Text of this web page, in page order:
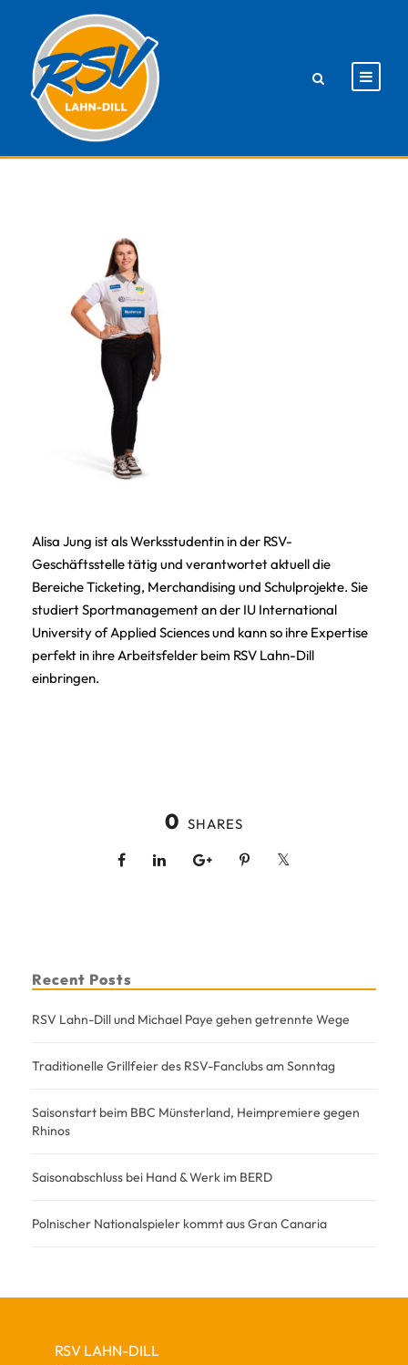
Alisa Jung ist als Werksstudentin in der RSV-
Geschäftsstelle tätig und verantwortet aktuell die
Bereiche Ticketing, Merchandising und Schulprojekte. Sie
studiert Sportmanagement an der IU International
University of Applied Sciences und kann so ihre Expertise
perfekt in ihre Arbeitsfelder beim RSV Lahn-Dill
einbringen.
0 SHARES
Recent Posts
RSV Lahn-Dill und Michael Paye gehen getrennte Wege
Traditionelle Grillfeier des RSV-Fanclubs am Sonntag
Saisonstart beim BBC Münsterland, Heimpremiere gegen
Rhinos
Saisonabschluss bei Hand & Werk im BERD
Polnischer Nationalspieler kommt aus Gran Canaria
RSV LAHN-DILL